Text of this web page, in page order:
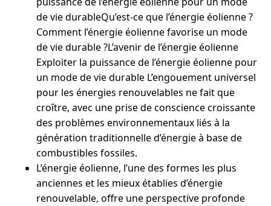
de vie durableQu’est-ce que l’énergie éolienne ?
Comment l’énergie éolienne favorise un mode
de vie durable ?L’avenir de l’énergie éolienne
Exploiter la puissance de l’énergie éolienne pour
un mode de vie durable L’engouement universel
pour les énergies renouvelables ne fait que
croître, avec une prise de conscience croissante
des problèmes environnementaux liés à la
génération traditionnelle d’énergie à base de
combustibles fossiles.
L’énergie éolienne, l’une des formes les plus
anciennes et les mieux établies d’énergie
renouvelable, offre une perspective profonde